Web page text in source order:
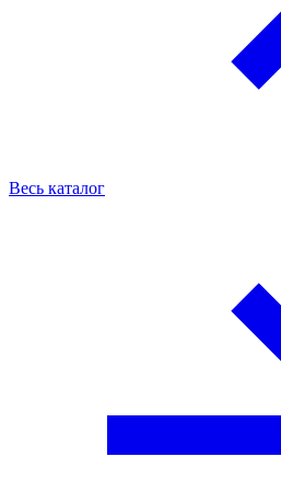
Весь каталог